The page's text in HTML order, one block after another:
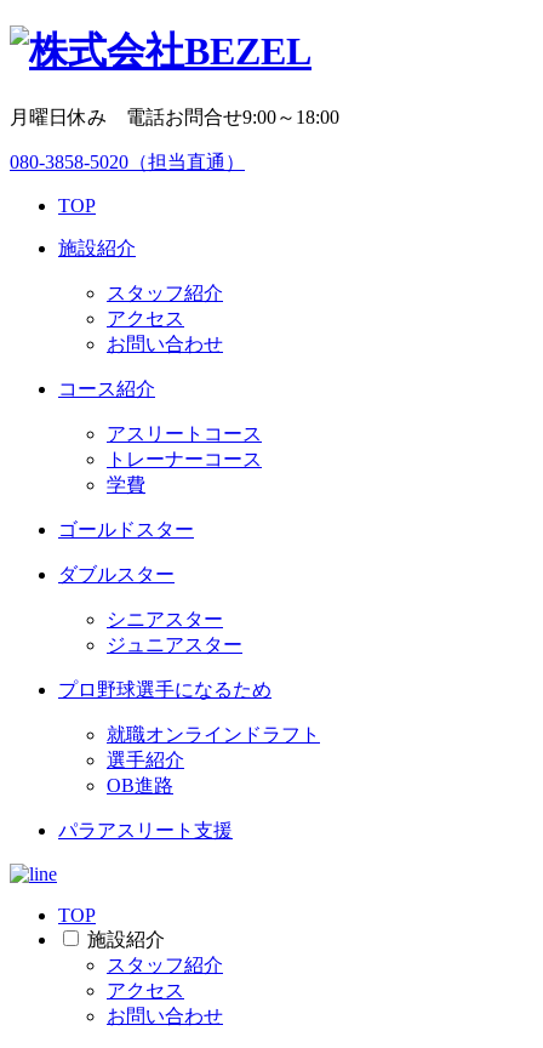
月曜日休み 電話お問合せ9:00～18:00
080-3858-5020 （担当直通）
TOP
施設紹介
スタッフ紹介
アクセス
お問い合わせ
コース紹介
アスリートコース
トレーナーコース
学費
ゴールドスター
ダブルスター
シニアスター
ジュニアスター
プロ野球選手になるため
就職オンラインドラフト
選手紹介
OB進路
パラアスリート支援
TOP
施設紹介
スタッフ紹介
アクセス
お問い合わせ